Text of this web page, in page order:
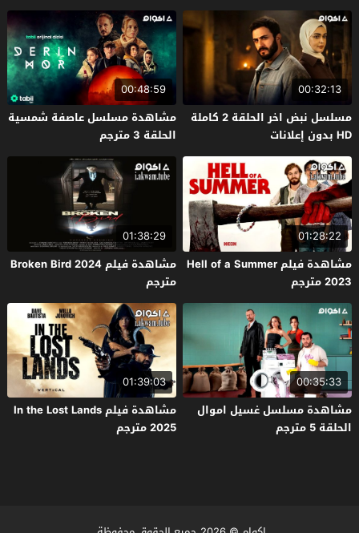
00:32:13
مسلسل نبض اخر الحلقة 2 كاملة
HD بدون إعلانات
00:48:59
مشاهدة مسلسل عاصفة شمسية
الحلقة 3 مترجم
01:28:22
مشاهدة فيلم Hell of a Summer
2023 مترجم
01:38:29
مشاهدة فيلم Broken Bird 2024
مترجم
00:35:33
مشاهدة مسلسل غسيل اموال
الحلقة 5 مترجم
01:39:03
مشاهدة فيلم In the Lost Lands
2025 مترجم